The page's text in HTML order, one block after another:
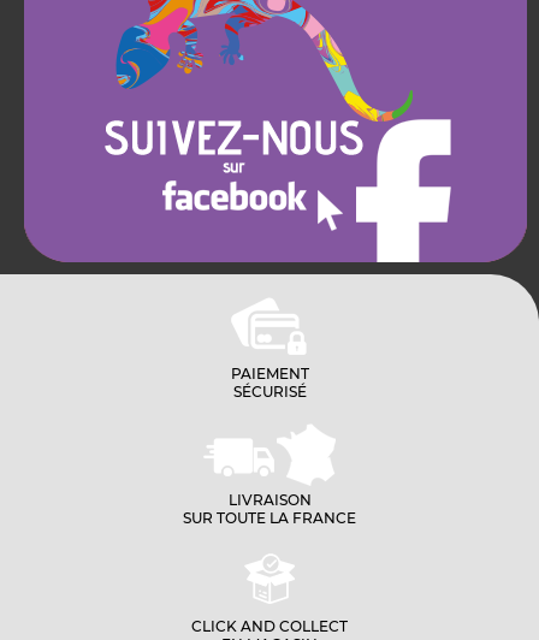
PAIEMENT
SÉCURISÉ
LIVRAISON
SUR TOUTE LA FRANCE
CLICK AND COLLECT